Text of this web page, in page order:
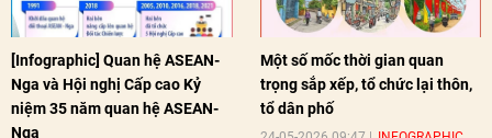
[Infographic] Quan hệ ASEAN-
Nga và Hội nghị Cấp cao Kỷ
niệm 35 năm quan hệ ASEAN-
Nga
Một số mốc thời gian quan
trọng sắp xếp, tổ chức lại thôn,
tổ dân phố